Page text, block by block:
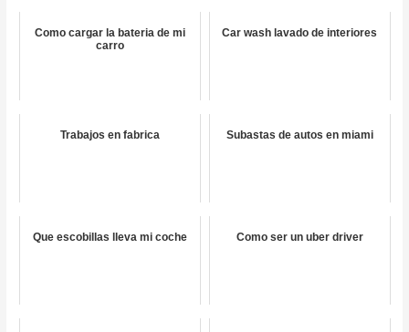
Como cargar la bateria de mi
carro
Car wash lavado de interiores
Trabajos en fabrica Subastas de autos en miami
Que escobillas lleva mi coche Como ser un uber driver